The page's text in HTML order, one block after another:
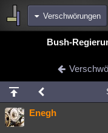
Verschwörungen
Chat Wiki
meine Rubriken
Menschen
Bush-
Enegh